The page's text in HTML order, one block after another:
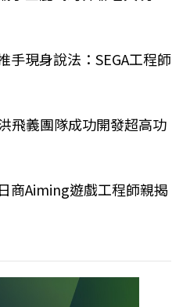
手現身說法：SEGA工程師
飛義團隊成功開發超高功
商Aiming遊戲工程師親揭